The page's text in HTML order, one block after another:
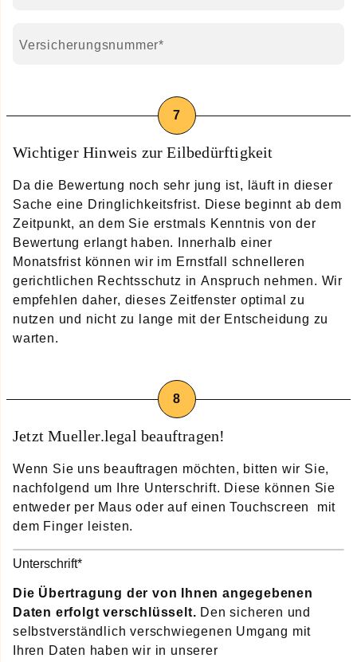
Pflichtfeld
Versicherungsnummer*
Wichtiger Hinweis zur Eilbedürftigkeit
Da die Bewertung noch sehr jung ist, läuft in dieser
Sache eine Dringlichkeitsfrist. Diese beginnt ab dem
Zeitpunkt, an dem Sie erstmals Kenntnis von der
Bewertung erlangt haben. Innerhalb einer
Monatsfrist können wir im Ernstfall schnelleren
gerichtlichen Rechtsschutz in Anspruch nehmen. Wir
empfehlen daher, dieses Zeitfenster optimal zu
nutzen und nicht zu lange mit der Entscheidung zu
warten.
Jetzt Mueller.legal beauftragen!
Wenn Sie uns beauftragen möchten, bitten wir Sie,
nachfolgend um Ihre Unterschrift. Diese können Sie
entweder per Maus oder auf einen Touchscreen mit
dem Finger leisten.
Pflichtfeld
Unterschrift*
Die Übertragung der von Ihnen angegebenen
Daten erfolgt verschlüsselt. Den sicheren und
selbstverständlich verschwiegenen Umgang mit
Ihren Daten haben wir in unserer